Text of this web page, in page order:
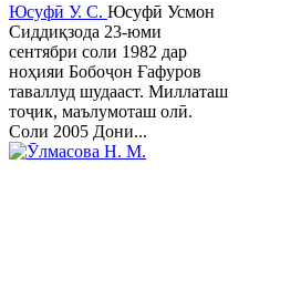
Юсуфӣ У. C. Юсуфӣ Усмон
Сиддиқзода 23-юми
сентябри соли 1982 дар
ноҳияи Бобоҷон Ғафуров
таваллуд шудааст. Миллаташ
тоҷик, маълумоташ олӣ.
Соли 2005 Дони...